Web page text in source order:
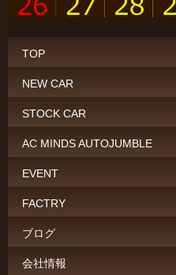
TOP
NEW CAR
STOCK CAR
AC MINDS AUTOJUMBLE
EVENT
FACTRY
ブログ
会社情報